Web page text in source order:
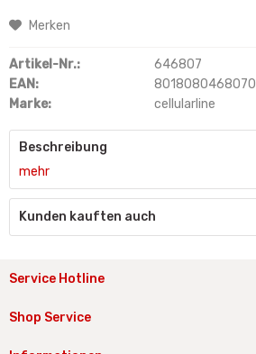
Merken
Artikel-Nr.:
646807
EAN:
8018080468070
Marke:
cellularline
Beschreibung
mehr
Kunden kauften auch
Service Hotline
Shop Service